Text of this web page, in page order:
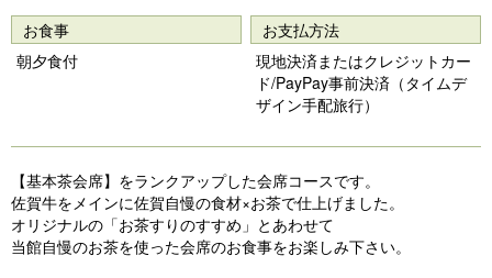
o
u
お食事
朝夕食付
お支払方法
現地決済またはクレジットカー
ド/PayPay事前決済（タイムデ
ザイン手配旅行）
【基本茶会席】をランクアップした会席コースです。
佐賀牛をメインに佐賀自慢の食材×お茶で仕上げました。
オリジナルの「お茶すりのすすめ」とあわせて
当館自慢のお茶を使った会席のお食事をお楽しみ下さい。